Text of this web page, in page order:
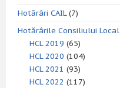
Hotărâri CAIL(7)
Hotărârile Consiliului Local
HCL 2019 (65)
HCL 2020 (104)
HCL 2021 (93)
HCL 2022 (117)